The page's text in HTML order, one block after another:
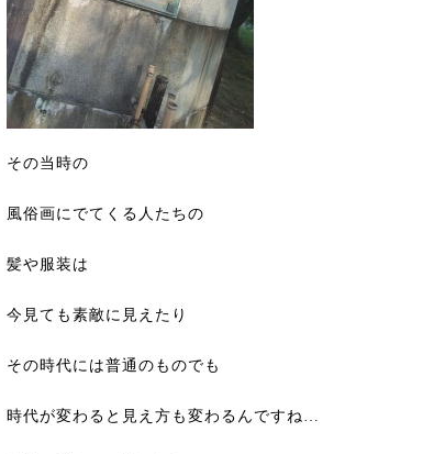
その当時の
風俗画にでてくる人たちの
髪や服装は
今見ても素敵に見えたり
その時代には普通のものでも
時代が変わると見え方も変わるんですね…